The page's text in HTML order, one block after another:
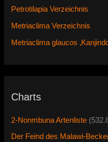
Petrotilapia Verzeichnis
Metriaclima Verzeichnis
Metriaclima glaucos
Charts
2-Nonmbuna Artenliste
Der Feind des Malawi-